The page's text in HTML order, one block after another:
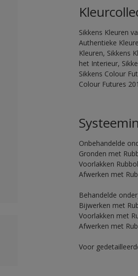
Sikkens Kleuren
Authentieke
Kleuren, Sikkens
het Interieur,
Sikkens Colour
Colour Futures
Onbehandelde
Gronden met
Voorlakken
Afwerken met
Behandelde
Bijwerken met
Voorlakken met
Afwerken met
Voor